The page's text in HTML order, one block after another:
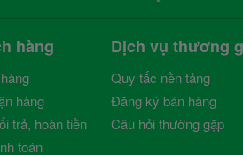
hàng
hàng
trả, hoàn tiền
toán
Dịch vụ thương
Quy tắc nền tảng
Đăng ký bán hàng
Câu hỏi thường gặp